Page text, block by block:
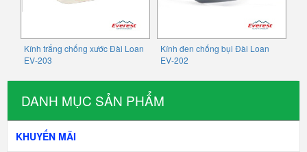
DANH MỤC SẢN PHẨM
KHUYẾN MÃI
Kính trắng chống xước Đài Loan
EV-203
Kính đen chống bụi Đài Loan
EV-202